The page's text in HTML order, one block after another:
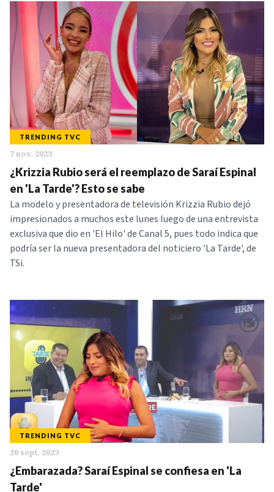
TRENDING TVC
7 nov. 2023
¿Krizzia Rubio será el reemplazo de Saraí Espinal
en 'La Tarde'? Esto se sabe
La modelo y presentadora de televisión Krizzia Rubio dejó
impresionados a muchos este lunes luego de una entrevista
exclusiva que dio en 'El Hilo' de Canal 5, pues todo indica que
podría ser la nueva presentadora del noticiero 'La Tarde', de
TSi.
TRENDING TVC
20 sept. 2023
¿Embarazada? Saraí Espinal se confiesa en 'La
Tarde'